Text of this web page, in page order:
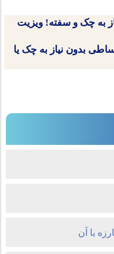
به چک و سفته! ویزیت
بدون نیاز به چک یا